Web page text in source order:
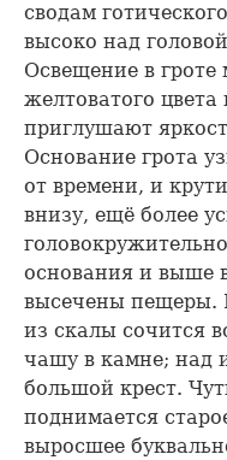
сводам
высоко над
Освещение в гроте
желтоватого
приглушают
Основание грота
от времени, и
внизу, ещё более
основания и выше
высечены пещеры.
из скалы сочится
чашу в камне; над
большой крест.
поднимается
выросшее